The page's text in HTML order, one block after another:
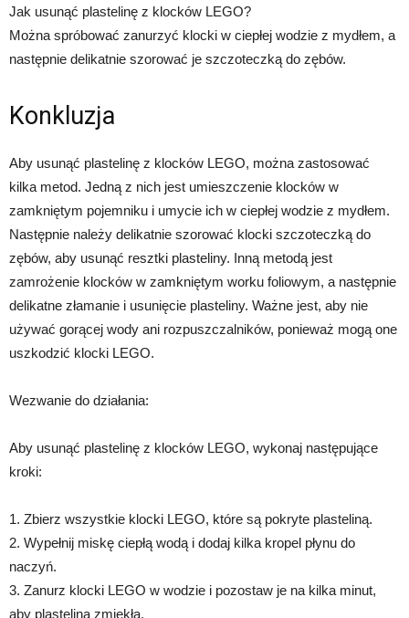
Jak usunąć plastelinę z klocków LEGO?
Można spróbować zanurzyć klocki w ciepłej wodzie z mydłem, a
następnie delikatnie szorować je szczoteczką do zębów.
Konkluzja
Aby usunąć plastelinę z klocków LEGO, można zastosować
kilka metod. Jedną z nich jest umieszczenie klocków w
zamkniętym pojemniku i umycie ich w ciepłej wodzie z mydłem.
Następnie należy delikatnie szorować klocki szczoteczką do
zębów, aby usunąć resztki plasteliny. Inną metodą jest
zamrożenie klocków w zamkniętym worku foliowym, a następnie
delikatne złamanie i usunięcie plasteliny. Ważne jest, aby nie
używać gorącej wody ani rozpuszczalników, ponieważ mogą one
uszkodzić klocki LEGO.
Wezwanie do działania:
Aby usunąć plastelinę z klocków LEGO, wykonaj następujące
kroki:
1. Zbierz wszystkie klocki LEGO, które są pokryte plasteliną.
2. Wypełnij miskę ciepłą wodą i dodaj kilka kropel płynu do
naczyń.
3. Zanurz klocki LEGO w wodzie i pozostaw je na kilka minut,
aby plastelina zmiękła.